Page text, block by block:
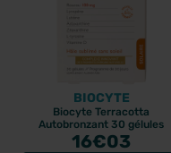
BIOCYTE
Biocyte Terracotta
Autobronzant 30 gélules
16€03